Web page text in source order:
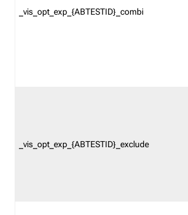
_vis_opt_exp_{ABTESTID}_combi
_vis_opt_exp_{ABTESTID}_exclude